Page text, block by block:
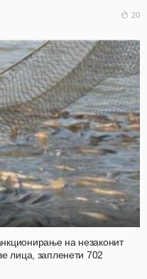
20
на незаконит
лица, запленети 702